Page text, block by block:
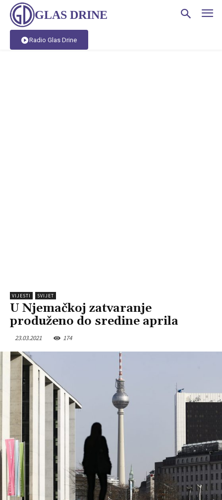
GLAS DRINE
Radio Glas Drine
VIJESTI SVIJET
U Njemačkoj zatvaranje
produženo do sredine aprila
23.03.2021 174